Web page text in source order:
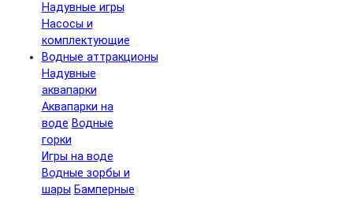
Надувные игры
Насосы и
комплектующие
Водные аттракционы
Надувные
аквапарки
Аквапарки на
воде Водные
горки
Игры на воде
Водные зорбы и
шары Бамперные